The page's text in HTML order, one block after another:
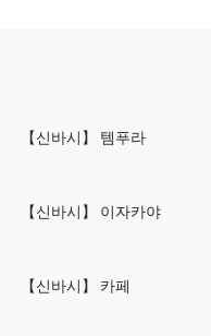
【신바시】 템푸라
【신바시】 이자카야
【신바시】 카페